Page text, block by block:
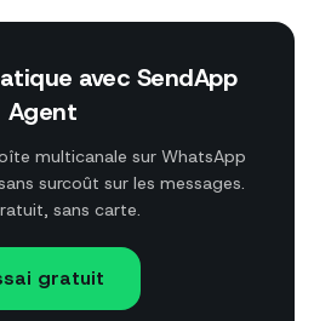
avec SendApp
Agent
multicanale sur WhatsApp
surcoût sur les messages.
sans carte.
gratuit